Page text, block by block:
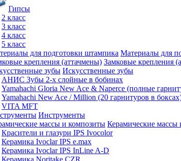
Гипсы
2 класс
3 класс
4 класс
5 класс
Материалы для
Замковые крепления
Искусственные зубы
АНИС Зубы 2-х слойные в бобинах
Yamahachi Gloria New Ace & Naperce (полные
Yamahachi New Ace / Million (20 гарнитуров в
VITA MFT
Инструменты
Керамические массы
Красители и глазури IPS Ivocolor
Керамика Ivoclar IPS e.max
Керамика Ivoclar IPS InLine A-D
Керамика Noritake CZR